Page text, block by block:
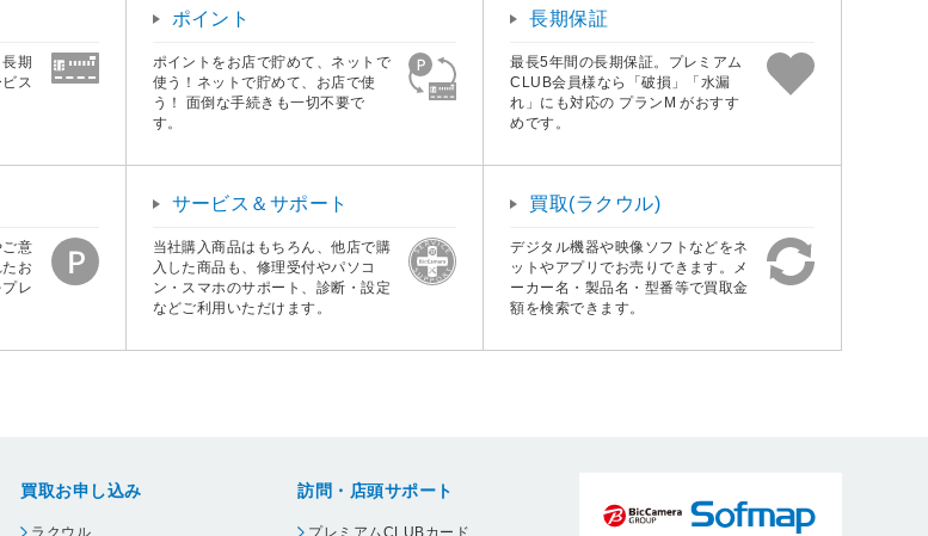
期
ス
ポイント
ポイントをお店で貯めて、ネットで
使う！ネットで貯めて、お店で使
う！ 面倒な手続きも一切不要で
す。
長期保証
最長5年間の長期保証。プレミアム
CLUB会員様なら「破損」「水漏
れ」にも対応の プランM がおすす
めです。
意
お
レ
サービス＆サポート
当社購入商品はもちろん、他店で購
入した商品も、修理受付やパソコ
ン・スマホのサポート、診断・設定
などご利用いただけます。
買取(ラクウル)
デジタル機器や映像ソフトなどをネ
ットやアプリでお売りできます。メ
ーカー名・製品名・型番等で買取金
額を検索できます。
買取お申し込み
ラクウル
訪問・店頭サポート
プレミアムCLUBカード